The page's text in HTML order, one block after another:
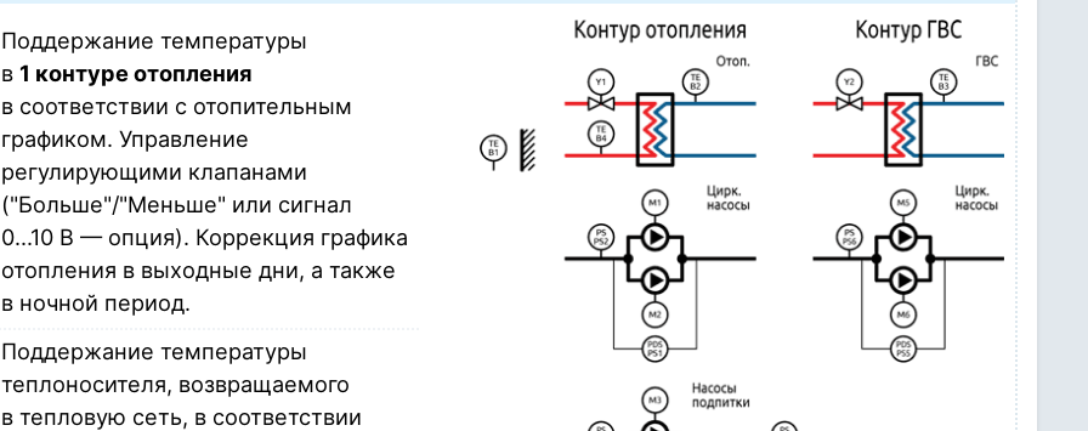
Поддержание температуры
в 1 контуре отопления
в соответствии с отопительным
графиком. Управление
регулирующими клапанами
("Больше"/"Меньше" или сигнал
0...10 В — опция). Коррекция графика
отопления в выходные дни, а также
в ночной период.
Поддержание температуры
теплоносителя, возвращаемого
в тепловую сеть, в соответствии